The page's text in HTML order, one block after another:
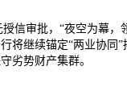
审批，“夜空为幕，
继续锚定“两业协同
劣势财产集群。